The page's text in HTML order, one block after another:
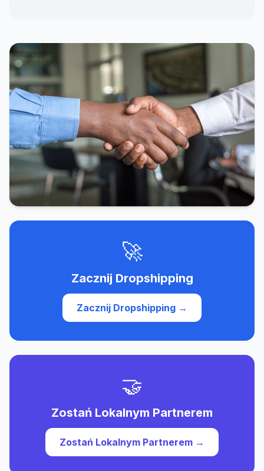
🚀
Zacznij Dropshipping
Zacznij Dropshipping →
🤝
Zostań Lokalnym Partnerem
Zostań Lokalnym Partnerem →